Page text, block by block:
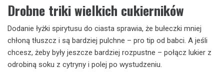
Drobne triki wielkich cukierników
Dodanie łyżki spirytusu do ciasta sprawia, że bułeczki mniej
chłoną tłuszcz i są bardziej pulchne – pro tip od babci. A jeśli
chcesz, żeby były jeszcze bardziej rozpustne – połącz lukier z
odrobiną soku z cytryny i polej po wystudzeniu.